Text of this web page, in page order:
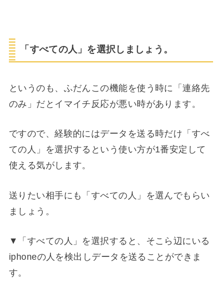
「すべての人」を選択しましょう。
というのも、ふだんこの機能を使う時に「連絡先
のみ」だとイマイチ反応が悪い時があります。
ですので、経験的にはデータを送る時だけ「すべ
ての人」を選択するという使い方が1番安定して
使える気がします。
送りたい相手にも「すべての人」を選んでもらい
ましょう。
▼「すべての人」を選択すると、そこら辺にいる
iphoneの人を検出しデータを送ることができま
す。